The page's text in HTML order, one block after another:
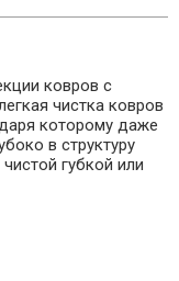
ковров с
чистка ковров
которому даже
в структуру
губкой или